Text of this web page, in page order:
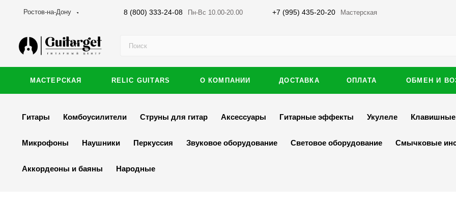
Ростов-на-Дону 8 (800) 333-24-08 Пн-Вс 10.00-20.00 +7 (995) 435-20-20 Мастерская
МАСТЕРСКАЯ RELIC GUITARS О КОМПАНИИ ДОСТАВКА ОПЛАТА ОБМЕН И
Гитары Комбоусилители Струны для гитар Аксессуары Гитарные эффекты Укулеле Клавишные
Микрофоны Наушники Перкуссия Звуковое оборудование Световое оборудование Смычковые
Аккордеоны и баяны Народные